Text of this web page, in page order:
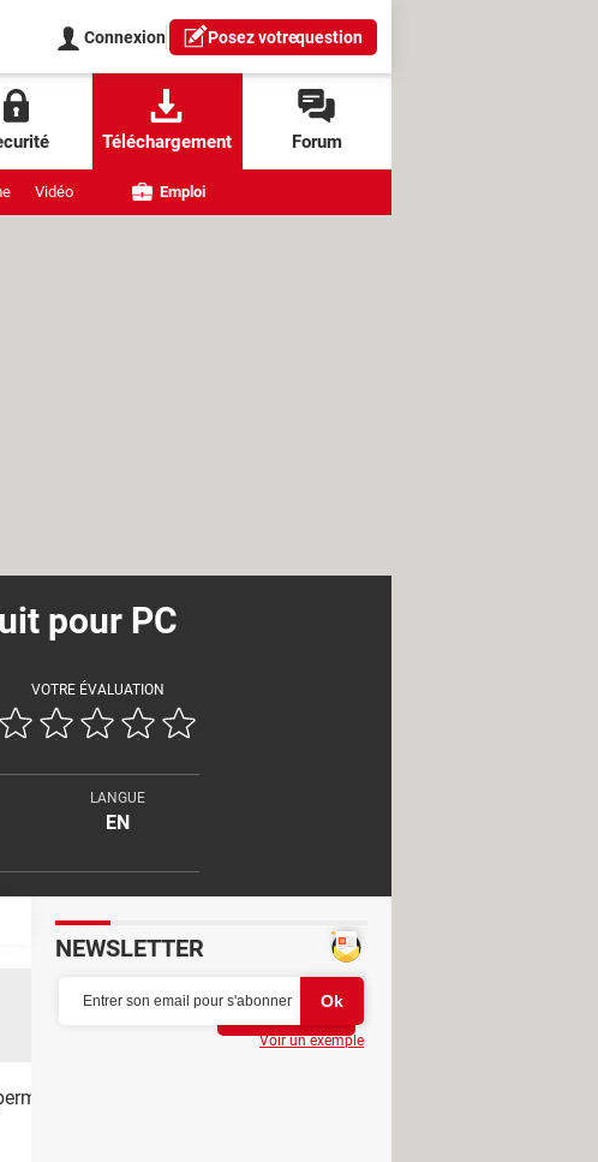
Connexion Posez votrequestion
Téléchargement Forum
Vidéo Emploi
pour PC
VOTRE ÉVALUATION
LANGUE
EN
d'obtenir des données numériques
NEWSLETTER
Voir un exemple